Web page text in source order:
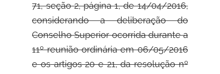
71, seção 2, página 1, de 14/04/2016,
considerando a deliberação do
Conselho Superior ocorrida durante a
11º reunião ordinária em 06/05/2016
e os artigos 20 e 21, da resolução nº